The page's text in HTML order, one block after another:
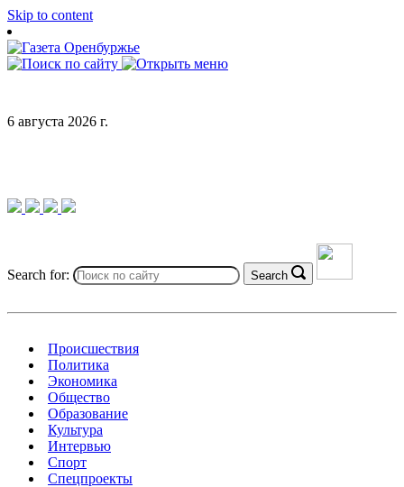
Skip to content
6 августа 2026 г.
Search for: Search
Происшествия
Политика
Экономика
Общество
Образование
Культура
Интервью
Спорт
Спецпроекты